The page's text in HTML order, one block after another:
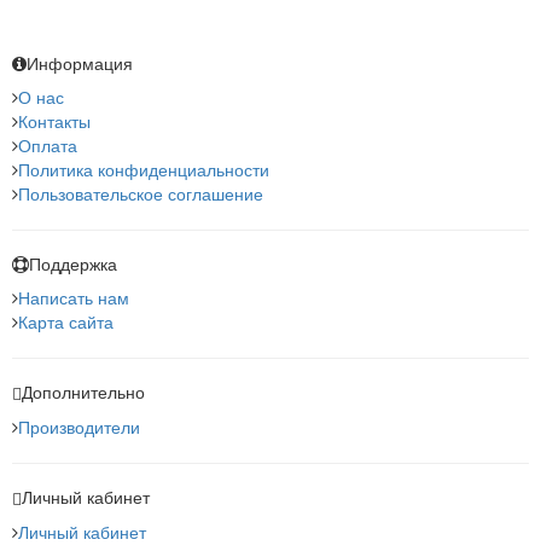
Информация
О нас
Контакты
Оплата
Политика конфиденциальности
Пользовательское соглашение
Поддержка
Написать нам
Карта сайта
Дополнительно
Производители
Личный кабинет
Личный кабинет